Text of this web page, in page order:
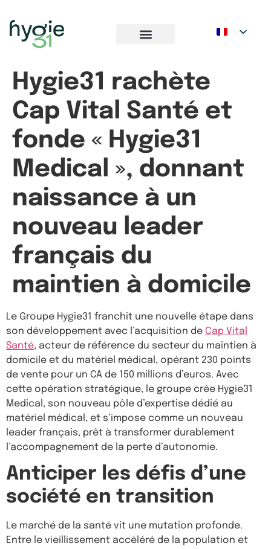
Hygie31 rachète
Cap Vital Santé et
fonde « Hygie31
Medical », donnant
naissance à un
nouveau leader
français du
maintien à domicile
Le Groupe Hygie31 franchit une nouvelle étape dans
son développement avec l’acquisition de Cap Vital
Santé, acteur de référence du secteur du maintien à
domicile et du matériel médical, opérant 230 points
de vente pour un CA de 150 millions d’euros. Avec
cette opération stratégique, le groupe crée Hygie31
Medical, son nouveau pôle d’expertise dédié au
matériel médical, et s’impose comme un nouveau
leader français, prêt à transformer durablement
l’accompagnement de la perte d’autonomie.
Anticiper les défis d’une
société en transition
Le marché de la santé vit une mutation profonde.
Entre le vieillissement accéléré de la population et